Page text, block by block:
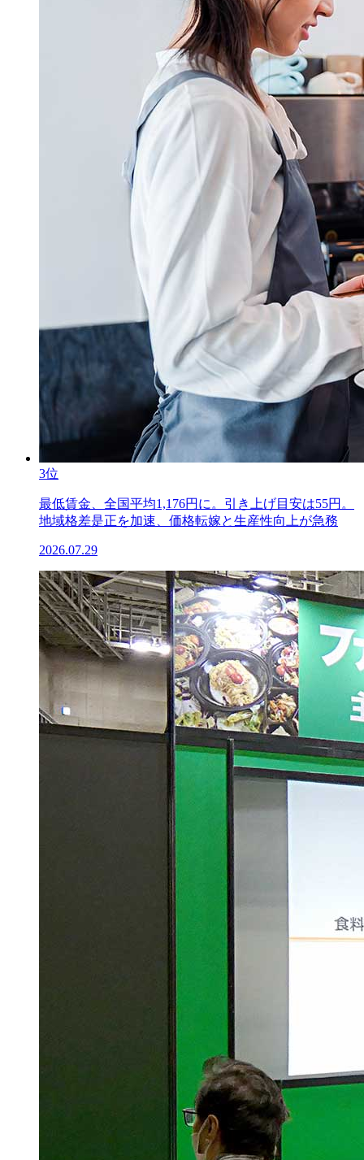
3位
最低賃金、全国平均1,176円に。引き上げ目安は55円。
地域格差是正を加速、価格転嫁と生産性向上が急務
2026.07.29